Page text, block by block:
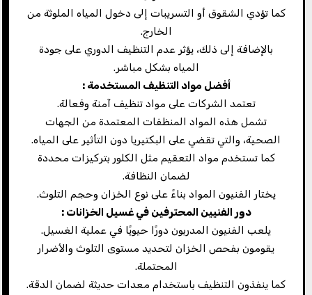
كما تؤدي الشقوق أو التسريبات إلى دخول المياه الملوثة من
الخارج.
بالإضافة إلى ذلك، يؤثر عدم التنظيف الدوري على جودة
المياه بشكل مباشر.
أفضل مواد التنظيف المستخدمة :
تعتمد الشركات على مواد تنظيف آمنة وفعالة.
تشمل هذه المواد المنظفات المعتمدة من الجهات
الصحية، والتي تقضي على البكتيريا دون التأثير على المياه.
كما تستخدم مواد التعقيم مثل الكلور بتركيزات محددة
لضمان النظافة.
يختار الفنيون المواد بناءً على نوع الخزان وحجم التلوث.
دور الفنيين المحترفين في غسيل الخزانات :
يلعب الفنيون المدربون دورًا حيويًا في عملية الغسيل.
يقومون بفحص الخزان لتحديد مستوى التلوث والأضرار
المحتملة.
كما ينفذون التنظيف باستخدام معدات حديثة لضمان الدقة.